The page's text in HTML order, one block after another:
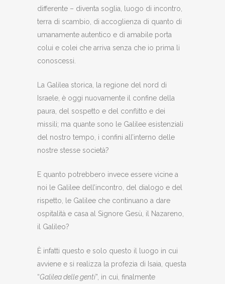
differente – diventa soglia, luogo di incontro,
terra di scambio, di accoglienza di quanto di
umanamente autentico e di amabile porta
colui e colei che arriva senza che io prima li
conoscessi.
La Galilea storica, la regione del nord di
Israele, è oggi nuovamente il confine della
paura, del sospetto e del conflitto e dei
missili; ma quante sono le Galilee esistenziali
del nostro tempo, i confini all’interno delle
nostre stesse società?
E quanto potrebbero invece essere vicine a
noi le Galilee dell’incontro, del dialogo e del
rispetto, le Galilee che continuano a dare
ospitalità e casa al Signore Gesù, il Nazareno,
il Galileo?
È infatti questo e solo questo il luogo in cui
avviene e si realizza la profezia di Isaia, questa
“Galilea delle genti”, in cui, finalmente